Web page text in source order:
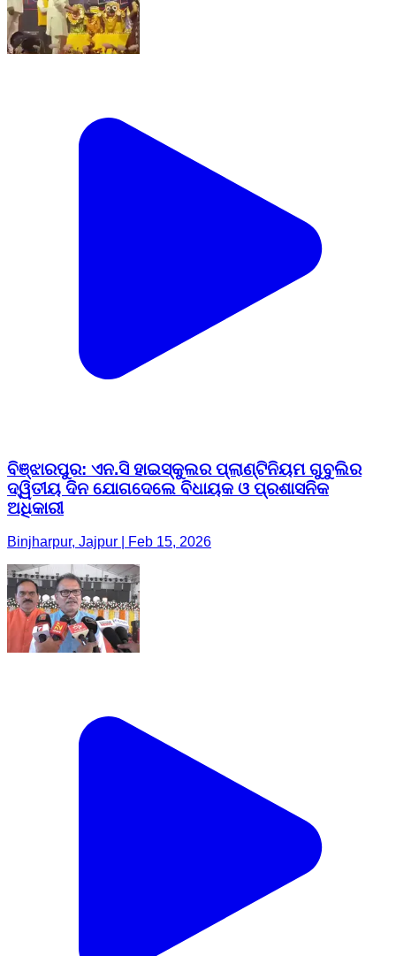
ବିଞ୍ଝାରପୁର: ଏନ.ସି ହାଇସ୍କୁଲର ପ୍ଲାଣ୍ଟିନିୟମ ଗୁବୁଲିର
ଦ୍ୱିତୀୟ ଦିନ ଯୋଗଦେଲେ ବିଧାୟକ ଓ ପ୍ରଶାସନିକ
ଅଧିକାରୀ
Binjharpur, Jajpur | Feb 15, 2026